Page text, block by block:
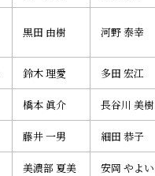
黒田 由樹 河野 泰幸
鈴木 理愛 多田 宏江
橋本 眞介 長谷川 美樹
藤井 一男 細田 恭子
美濃部 夏美 安岡 やよい